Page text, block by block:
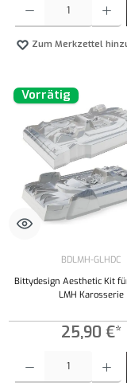
Zum Merkzettel
Vorrätig
BDLMH-GLHDC
Bittydesign Aesthetic Kit
LMH Karosserie
25,90 €*